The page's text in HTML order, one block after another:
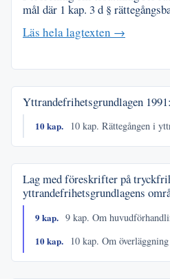
mål där 1 kap. 3 d §
Läs hela lagtexten →
Yttrandefrihetsgrundlagen
10 kap. 10 kap. Rättegången i
Lag med föreskrifter på
yttrandefrihetsgrundlagens
9 kap. 9 kap. Om
10 kap.
10 kap. Om